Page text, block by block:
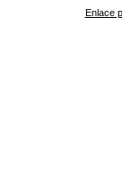
Enlace